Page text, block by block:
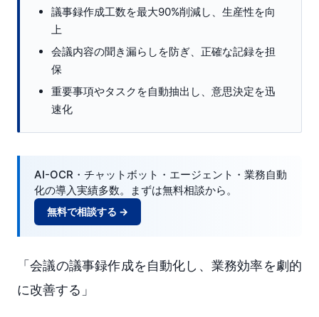
議事録作成工数を最大90%削減し、生産性を向
上
会議内容の聞き漏らしを防ぎ、正確な記録を担
保
重要事項やタスクを自動抽出し、意思決定を迅
速化
AI-OCR・チャットボット・エージェント・業務自動
化の導入実績多数。まずは無料相談から。
無料で相談する →
「会議の議事録作成を自動化し、業務効率を劇的
に改善する」